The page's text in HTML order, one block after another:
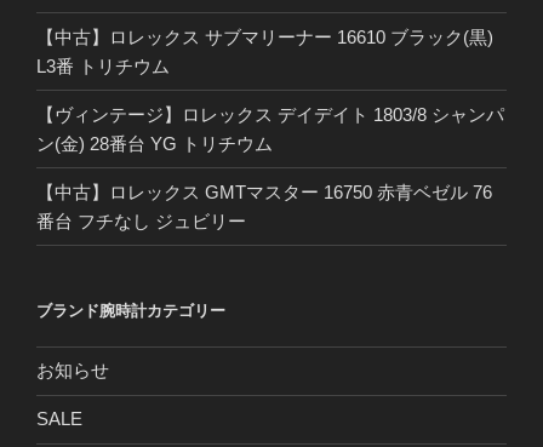
【中古】ロレックス サブマリーナー 16610 ブラック(黒)
L3番 トリチウム
【ヴィンテージ】ロレックス デイデイト 1803/8 シャンパ
ン(金) 28番台 YG トリチウム
【中古】ロレックス GMTマスター 16750 赤青ベゼル 76
番台 フチなし ジュビリー
ブランド腕時計カテゴリー
お知らせ
SALE